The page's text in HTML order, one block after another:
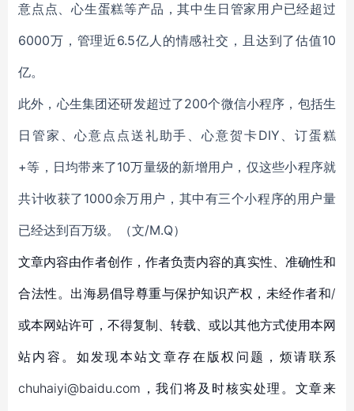
意点点、心生蛋糕等产品，其中生日管家用户已经超过
6000万，管理近6.5亿人的情感社交，且达到了估值10
亿。
此外，心生集团还研发超过了200个微信小程序，包括生
日管家、心意点点送礼助手、心意贺卡DIY、订蛋糕
+等，日均带来了10万量级的新增用户，仅这些小程序就
共计收获了1000余万用户，其中有三个小程序的用户量
已经达到百万级。（文/M.Q）
文章内容由作者创作，作者负责内容的真实性、准确性和
合法性。出海易倡导尊重与保护知识产权，未经作者和/
或本网站许可，不得复制、转载、或以其他方式使用本网
站内容。如发现本站文章存在版权问题，烦请联系
chuhaiyi@baidu.com，我们将及时核实处理。文章来